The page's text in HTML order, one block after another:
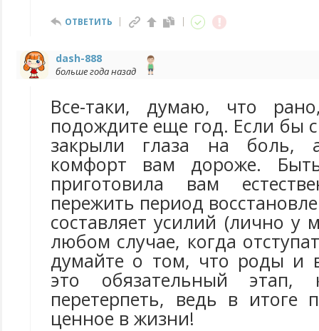
ОТВЕТИТЬ
dash-888
больше года назад
Все-таки, думаю, что
подождите еще год. Если бы
закрыли глаза на боль,
комфорт вам дороже.
приготовила вам
пережить период
составляет усилий (лично у
любом случае, когда
думайте о том, что роды и
это обязательный этап,
перетерпеть, ведь в итоге
ценное в жизни!